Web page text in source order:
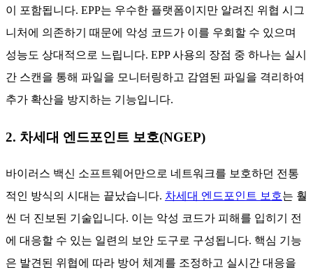
이 포함됩니다. EPP는 우수한 플랫폼이지만 알려진 위협 시그
니처에 의존하기 때문에 악성 코드가 이를 우회할 수 있으며
성능도 상대적으로 느립니다. EPP 사용의 장점 중 하나는 실시
간 스캔을 통해 파일을 모니터링하고 감염된 파일을 격리하여
추가 확산을 방지하는 기능입니다.
2. 차세대 엔드포인트 보호(NGEP)
바이러스 백신 소프트웨어만으로 네트워크를 보호하던 전통
적인 방식의 시대는 끝났습니다. 차세대 엔드포인트 보호는 훨
씬 더 진보된 기술입니다. 이는 악성 코드가 피해를 입히기 전
에 대응할 수 있는 일련의 보안 도구로 구성됩니다. 핵심 기능
은 발견된 위협에 따라 방어 체계를 조정하고 실시간 대응을